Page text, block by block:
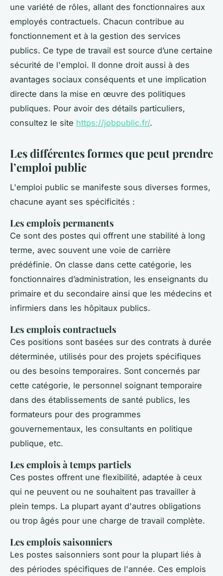
une variété de rôles, allant des fonctionnaires aux
employés contractuels. Chacun contribue au
fonctionnement et à la gestion des services
publics. Ce type de travail est source d’une certaine
sécurité de l'emploi. Il donne droit aussi à des
avantages sociaux conséquents et une implication
directe dans la mise en œuvre des politiques
publiques. Pour avoir des détails particuliers,
consultez le site https://jobpublic.fr/.
Les différentes formes que peut prendre
l’emploi public
L'emploi public se manifeste sous diverses formes,
chacune ayant ses spécificités :
Les emplois permanents
Ce sont des postes qui offrent une stabilité à long
terme, avec souvent une voie de carrière
prédéfinie. On classe dans cette catégorie, les
fonctionnaires d’administration, les enseignants du
primaire et du secondaire ainsi que les médecins et
infirmiers dans les hôpitaux publics.
Les emplois contractuels
Ces positions sont basées sur des contrats à durée
déterminée, utilisés pour des projets spécifiques
ou des besoins temporaires. Sont concernés par
cette catégorie, le personnel soignant temporaire
dans des établissements de santé publics, les
formateurs pour des programmes
gouvernementaux, les consultants en politique
publique, etc.
Les emplois à temps partiels
Ces postes offrent une flexibilité, adaptée à ceux
qui ne peuvent ou ne souhaitent pas travailler à
plein temps. La plupart ayant d'autres obligations
ou trop âgés pour une charge de travail complète.
Les emplois saisonniers
Les postes saisonniers sont pour la plupart liés à
des périodes spécifiques de l'année. Ces emplois